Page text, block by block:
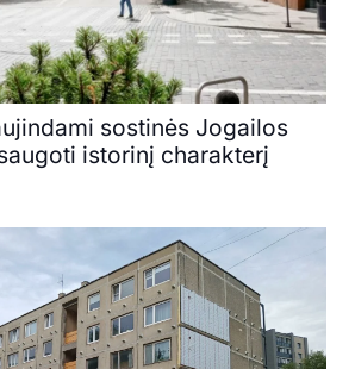
sostinės Jogailos
istorinį charakterį